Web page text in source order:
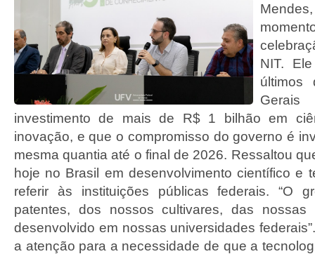
NIT.
últimos
investimento de mais de R$ 1 bilhão em
inovação, e que o compromisso do governo é
mesma quantia até o final de 2026. Ressaltou
hoje no Brasil em desenvolvimento científico e
referir às instituições públicas federais. “O
patentes, dos nossos cultivares, das
desenvolvido em nossas universidades
a atenção para a necessidade de que a